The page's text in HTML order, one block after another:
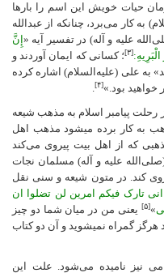
حیات خویش این اسم را بارها
به کار می‌برد، چنانکه از عبدالله
علیه و آله) در تفسیر آیه «إِنَّ
[۳]
؛ کسانی که ایمان آوردند و
به علی (علیه‌السلام) اشاره کرده
خواهید بود.»[۴]
.
رحلت پیامبر اسلام به مذهب شیعه
به کار برده می­شود مذهب اهل
که از اهل بیت پیروی می‌کند
علیه و آله) مسلمان نجات
کند. در متون شیعه و سنی نقل
انی تارک فیکم امرین لن تضلوا ان
»[۵]
یعنی من در میان شما دو چیز
هرگز گمراه نمی­شوید و آن دو کتاب
نیز نامیده می‌شود. علت این